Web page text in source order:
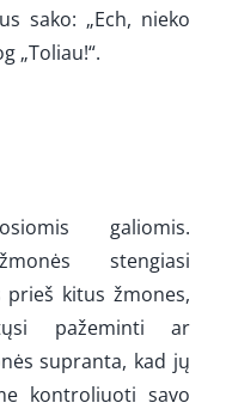
sako: „Ech, nieko
„Toliau!“.
galiomis.
stengiasi
kitus žmones,
pažeminti ar
supranta, kad jų
kontroliuoti savo